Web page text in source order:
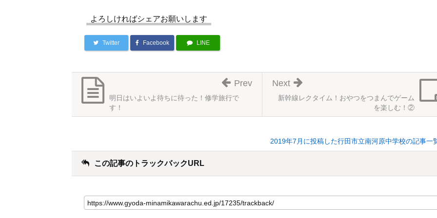
よろしければシェアお願いします
Twitter Facebook LINE
新幹線レクタイム！おやつをつまんでゲーム
を楽しむ！②
Next
明日はいよいよ待ちに待った！修学旅行で
す！
Prev
2019年7月に投稿した行田市立南河原中学校の記事一
この記事のトラックバックURL